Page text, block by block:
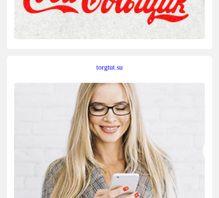
torgtut.su